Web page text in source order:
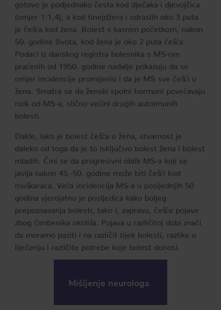
gotovo je podjednako česta kod dječaka i djevojčica
(omjer 1:1,4), a kod tinejdžera i odraslih oko 3 puta
je češća kod žena. Bolest s kasnim početkom, nakon
50. godine života, kod žena je oko 2 puta češća.
Podaci iz danskog registra bolesnika s MS-om
praćenih od 1950. godine nadalje pokazuju da se
omjer incidencije promijenio i da je MS sve češći u
žena. Smatra se da ženski spolni hormoni povećavaju
rizik od MS-a, slično većini drugih autoimunih
bolesti.
Dakle, iako je bolest češća u žena, stvarnost je
daleko od toga da je to isključivo bolest žena i bolest
mladih. Čini se da progresivni oblik MS-a koji se
javlja nakon 45.-50. godine može biti češći kod
muškaraca. Veća incidencija MS-a u posljednjih 50
godina vjerojatno je posljedica kako boljeg
prepoznavanja bolesti, tako i, zapravo, češće pojave
zbog čimbenika okoliša. Pojava u različitoj dobi znači
da moramo paziti i na različit tijek bolesti, razlike u
liječenju i različite potrebe koje bolest donosi.
Mišljenje neurologa